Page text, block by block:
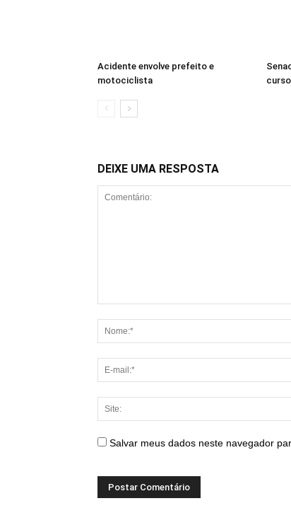
Acidente envolve prefeito e
motociclista
DEIXE UMA RESPOSTA
Salvar meus dados neste navegador